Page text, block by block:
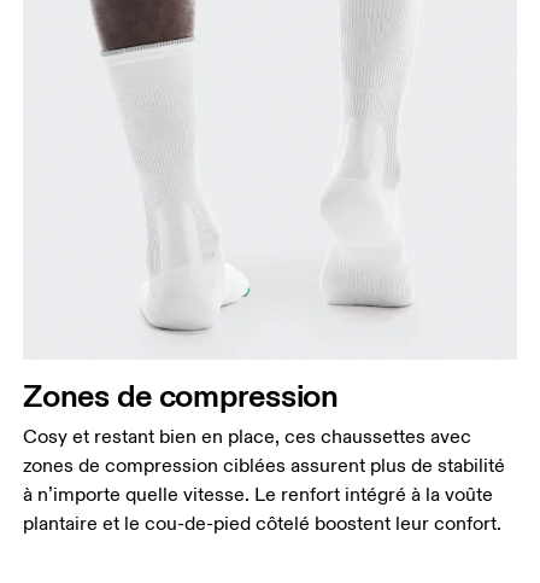
Zones de compression
Cosy et restant bien en place, ces chaussettes avec
zones de compression ciblées assurent plus de stabilité
à n’importe quelle vitesse. Le renfort intégré à la voûte
plantaire et le cou-de-pied côtelé boostent leur confort.